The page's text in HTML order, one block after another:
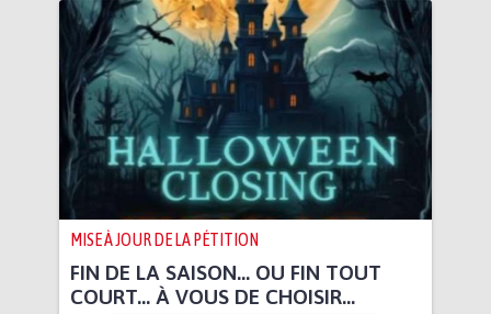
MISE À JOUR DE LA PÉTITION
FIN DE LA SAISON... OU FIN TOUT
COURT... À VOUS DE CHOISIR...